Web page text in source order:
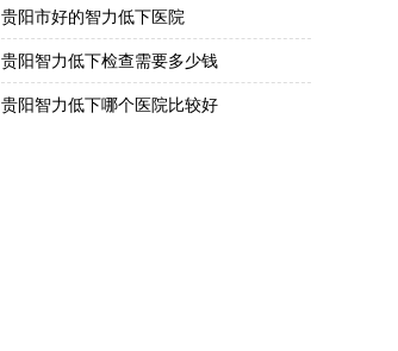
贵阳市好的智力低下医院
贵阳智力低下检查需要多少钱
贵阳智力低下哪个医院比较好